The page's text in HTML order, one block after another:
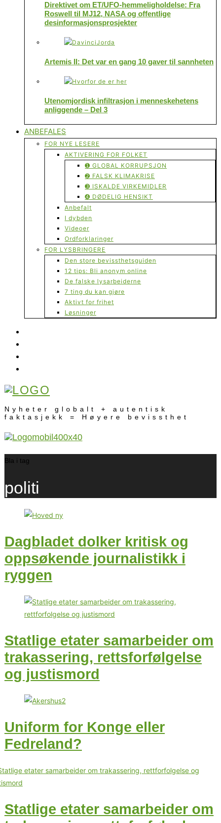
Direktivet om ET/UFO-hemmeligholdelse: Fra
Roswell til MJ12, NASA og offentlige
desinformasjonsprosjekter
Artemis II: Det var en gang 10 gaver til sannheten
Utenomjordisk infiltrasjon i menneskehetens
anliggende – Del 3
ANBEFALES
FOR NYE LESERE
AKTIVERING FOR FOLKET
➊ GLOBAL KORRUPSJON
➋ FALSK KLIMAKRISE
➌ ISKALDE VIRKEMIDLER
➍ DØDELIG HENSIKT
Anbefalt
I dybden
Videoer
Ordforklaringer
FOR LYSBRINGERE
Den store bevissthetsguiden
12 tips: Bli anonym online
De falske lysarbeiderne
7 ting du kan gjøre
Aktivt for frihet
Løsninger
Nyheter globalt + autentisk
faktasjekk = Høyere bevissthet
Bla i tag
politi
Dagbladet dolker kritisk og
oppsøkende journalistikk i
ryggen
Statlige etater samarbeider om
trakassering, rettsforfølgelse
og justismord
Uniform for Konge eller
Fedreland?
Statlige etater samarbeider om